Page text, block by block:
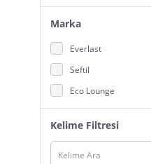
Boks Koruyucu
Kum Torbası, Boks
Marka
Everlast
Seftil
Eco Lounge
Kelime Filtresi